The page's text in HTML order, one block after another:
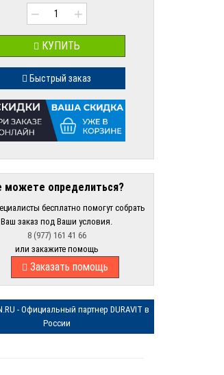
− +
КУПИТЬ
Быстрый заказ
можете определиться?
бесплатно помогут собрать
Ваш заказ под Ваши условия.
8 (977) 161 41 66
или закажите помощь
Заказать помощь
- Официальный партнер DURAVIT в
России